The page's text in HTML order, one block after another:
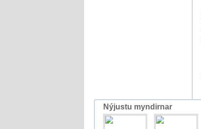
Nýjustu myndirnar